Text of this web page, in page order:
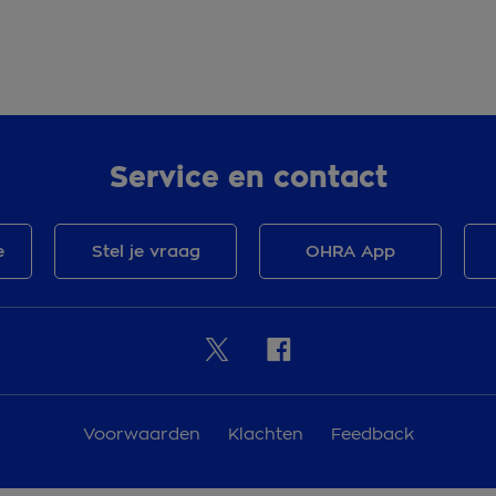
Service en contact
Stel je vraag OHRA App
Voorwaarden Klachten Feedback